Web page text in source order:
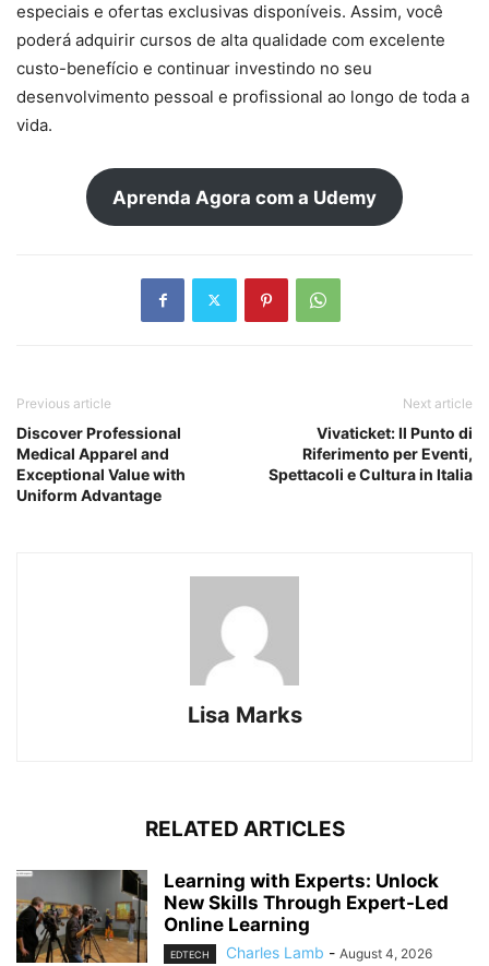
especiais e ofertas exclusivas disponíveis. Assim, você
poderá adquirir cursos de alta qualidade com excelente
custo-benefício e continuar investindo no seu
desenvolvimento pessoal e profissional ao longo de toda a
vida.
Aprenda Agora com a Udemy
Previous article
Discover Professional
Medical Apparel and
Exceptional Value with
Uniform Advantage
Next article
Vivaticket: Il Punto di
Riferimento per Eventi,
Spettacoli e Cultura in Italia
Lisa Marks
RELATED ARTICLES
Learning with Experts: Unlock
New Skills Through Expert-Led
Online Learning
EDTECH Charles Lamb - August 4, 2026